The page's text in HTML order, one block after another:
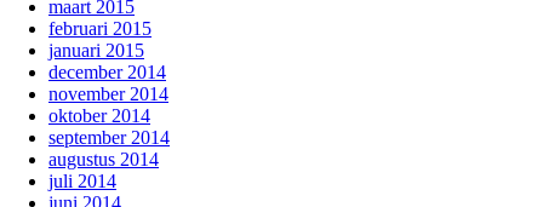
maart 2015
februari 2015
januari 2015
december 2014
november 2014
oktober 2014
september 2014
augustus 2014
juli 2014
juni 2014